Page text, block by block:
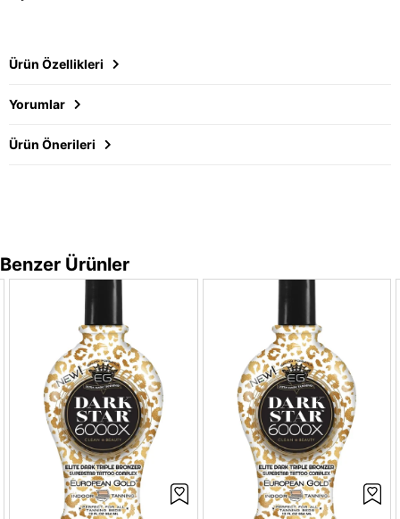
Ürün Özellikleri
Yorumlar
Ürün Önerileri
Benzer Ürünler